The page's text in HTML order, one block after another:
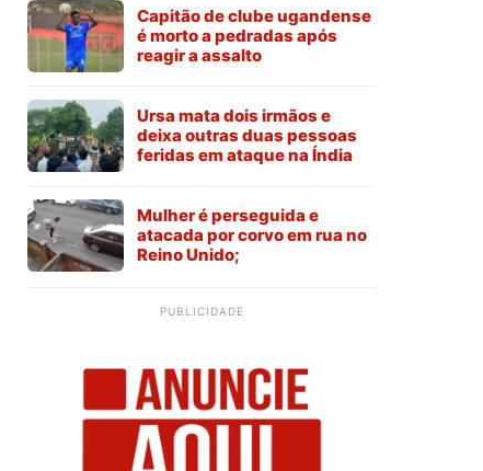
Capitão de clube ugandense
é morto a pedradas após
reagir a assalto
Ursa mata dois irmãos e
deixa outras duas pessoas
feridas em ataque na Índia
Mulher é perseguida e
atacada por corvo em rua no
Reino Unido;
PUBLICIDADE